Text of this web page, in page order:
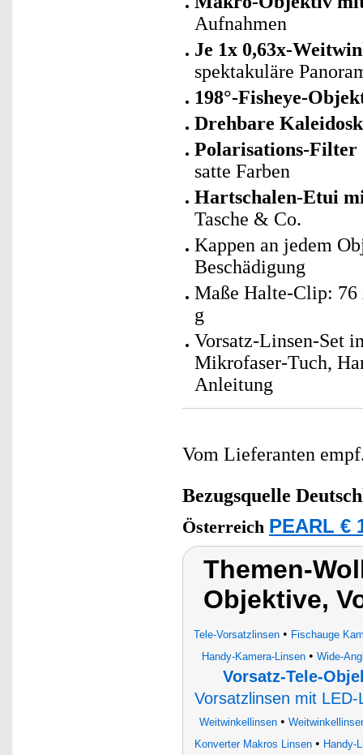
Aufnahmen
Je 1x 0,63x-
spektakuläre
198°-Fisheye-
Drehbare
Polarisations-
satte Farben
Hartschalen-Etui
Tasche & Co.
Kappen an jedem
Beschädigung
Maße Halte-Clip: 76
g
Vorsatz-Linsen-Set
Mikrofaser-Tuch,
Anleitung
Vom Lieferanten
Bezugsquelle
Österreich PEARL €
Themen-
Objektive,
Tele-Vorsatzlinsen • Fischauge
Handy-Kamera-Linsen • Wide-
Vorsatz-Tele-
Vorsatzlinsen mit
Weitwinkellinsen•
Konverter Makros Linsen • Handy-